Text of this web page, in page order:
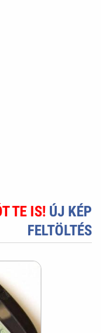
TE IS! ÚJ KÉP
FELTÖLTÉS